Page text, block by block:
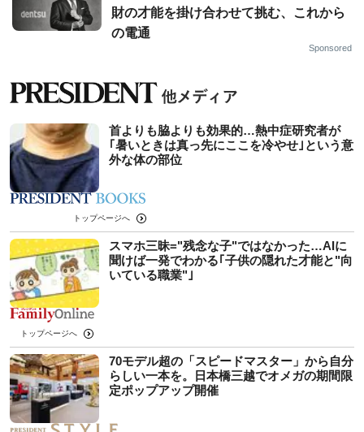
財の才能を掛け合わせて挑む、これから
の電通
Sponsored
首よりも脇よりも効果的…熱中症研究者が
｢暑いときは真っ先にここを冷やせ｣という意
外な体の部位
トップページへ
スマホ三昧="残念な子"ではなかった…AIに
聞けば一発でわかる｢子供の隠れた才能と"向
いている職業"｣
トップページへ
70モデル超の「スピードマスター」から自分
らしい一本を。日本橋三越でオメガの期間限
定ポップアップ開催